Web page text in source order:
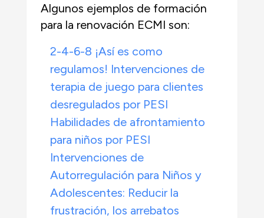
Algunos ejemplos de formación
para la renovación ECMI son:
2-4-6-8 ¡Así es como
regulamos! Intervenciones de
terapia de juego para clientes
desregulados por PESI
Habilidades de afrontamiento
para niños por PESI
Intervenciones de
Autorregulación para Niños y
Adolescentes: Reducir la
frustración, los arrebatos